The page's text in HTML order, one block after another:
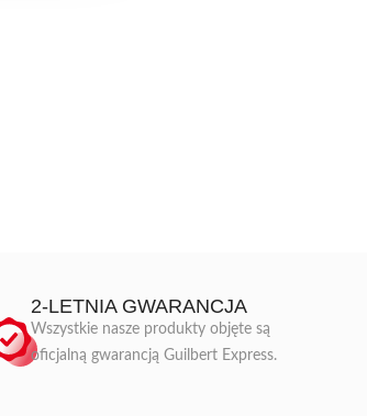
2-LETNIA GWARANCJA
Wszystkie nasze produkty objęte są
oficjalną gwarancją Guilbert Express.